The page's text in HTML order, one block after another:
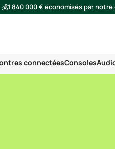
💰1 840 000 € économisés par
connectéesConsoles